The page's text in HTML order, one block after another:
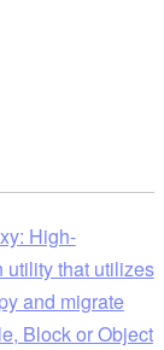
High-
utility that utilizes
and migrate
Block or Object